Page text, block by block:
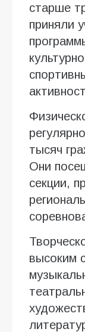
старше
приняли
тысяч
Они
секции,
высоким